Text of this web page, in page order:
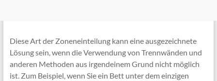
Diese Art der Zoneneinteilung kann eine ausgezeichnete
Lösung sein, wenn die Verwendung von Trennwänden und
anderen Methoden aus irgendeinem Grund nicht möglich
ist. Zum Beispiel, wenn Sie ein Bett unter dem einzigen